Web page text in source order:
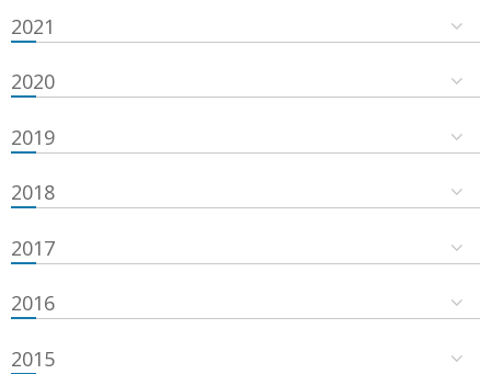
2021
2020
2019
2018
2017
2016
2015